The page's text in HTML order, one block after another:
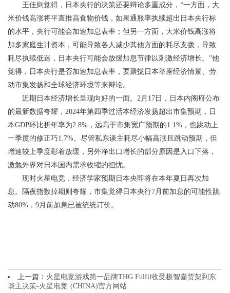
王佳则觉得，日本央行的决策还要辩论多重成分，“一方面，大
米价钱高涨将平直推高食物价钱，如果通胀率执续超出日本央行标
的水平，央行可能会加速加息表率；但另一方面，大米价钱高涨将
加多家庭生计资本，可能导致各人减少其他方面的耗尽支拨，导致
耗尽执续低迷，日本央行可能会放缓加息节律以刺激经济增长。”他
觉得，日本央行是否加速加息表率，要聚拢日本举座经济情景、劳
动市集发扬和全球经济环境等来辩论。
近期日本经济增长呈现向好的一面。2月17日，日本内阁府公布
的最新数据夸耀，2024年第四季过活本经济发扬超出市集预期，日
本GDP环比折年率为2.8%，远高于市集宽广预期的1.1%，也跳动上
一季度的修正巧1.7%。尽管私东谈主耗尽小幅高涨且跳动预期，但
增速较上季度彰着放缓，另外净出口增长的部分原因是入口下落，
激勉外界对日本国内需求收缩的担忧。
现时火星电竞，经济学家预期日本央即将在本年夏日再次加
息。隔夜指数掉期则夸耀，市集觉得日本央行7月前加息的可能性跳
动80%，9月前加息已被统统订价。
上一篇： 火星电竞游戏第一品牌THG Fulfil收受极智嘉货架到东
谈主决策-火星电竞·(CHINA)官方网站